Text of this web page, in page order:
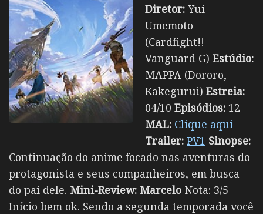
Diretor: Yui
Umemoto
(Cardfight!!
Vanguard G) Estúdio:
MAPPA (Dororo,
Kakegurui) Estreia:
04/10 Episódios: 12
MAL: Clique aqui
Trailer: PV1 Sinopse:
Continuação do anime focado nas aventuras do
protagonista e seus companheiros, em busca
do pai dele. Mini-Review: Marcelo Nota: 3/5
Início bem ok. Sendo a segunda temporada você